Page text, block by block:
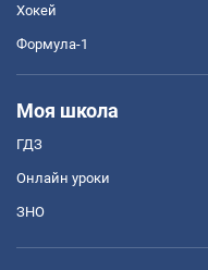
Хокей
Формула-1
Моя школа
ГДЗ
Онлайн уроки
ЗНО